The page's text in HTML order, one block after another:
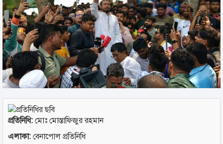
প্রতিনিধি: মোঃ মোস্তাফিজুর রহমান
এলাকা: বেনাপোল প্রতিনিধি